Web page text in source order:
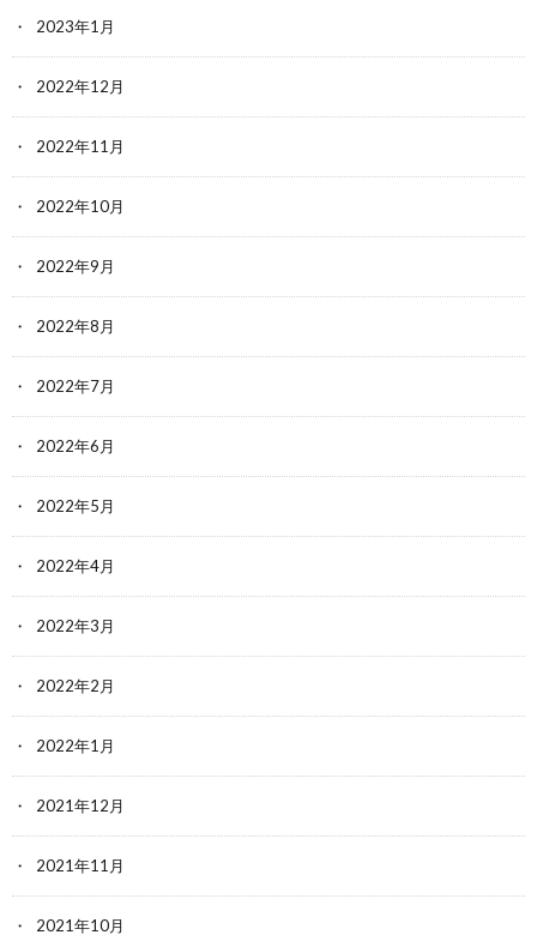
2023年1月
2022年12月
2022年11月
2022年10月
2022年9月
2022年8月
2022年7月
2022年6月
2022年5月
2022年4月
2022年3月
2022年2月
2022年1月
2021年12月
2021年11月
2021年10月